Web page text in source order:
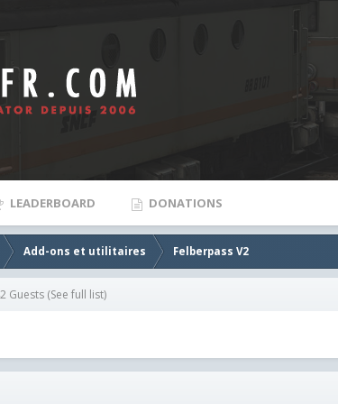
LEADERBOARD DONATIONS
Add-ons et utilitaires Felberpass V2
Guests (See full list)